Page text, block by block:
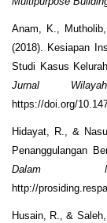
Anam, K.,
(2018). Kesiapan
Studi Kasus
Jurnal
https://doi.org/
Hidayat, R., &
Penanggulangan
Dalam
http://
Husain, R., &